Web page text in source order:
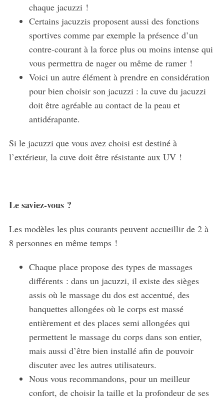
chaque jacuzzi !
Certains jacuzzis proposent aussi des fonctions
sportives comme par exemple la présence d’un
contre-courant à la force plus ou moins intense qui
vous permettra de nager ou même de ramer !
Voici un autre élément à prendre en considération
pour bien choisir son jacuzzi : la cuve du jacuzzi
doit être agréable au contact de la peau et
antidérapante.
Si le jacuzzi que vous avez choisi est destiné à
l’extérieur, la cuve doit être résistante aux UV !
Le saviez-vous ?
Les modèles les plus courants peuvent accueillir de 2 à
8 personnes en même temps !
Chaque place propose des types de massages
différents : dans un jacuzzi, il existe des sièges
assis où le massage du dos est accentué, des
banquettes allongées où le corps est massé
entièrement et des places semi allongées qui
permettent le massage du corps dans son entier,
mais aussi d’être bien installé afin de pouvoir
discuter avec les autres utilisateurs.
Nous vous recommandons, pour un meilleur
confort, de choisir la taille et la profondeur de ses
r
h
o
: